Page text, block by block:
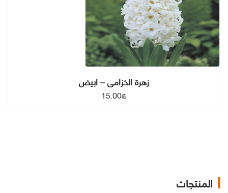
زهرة الخزامى – ابيض
15.00₪
المنتجات